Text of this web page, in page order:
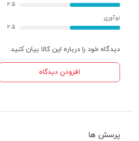
2.5
نوآوری
2.5
دیدگاه خود را درباره این کالا بیان کنید.
افزودن دیدگاه
پرسش ها